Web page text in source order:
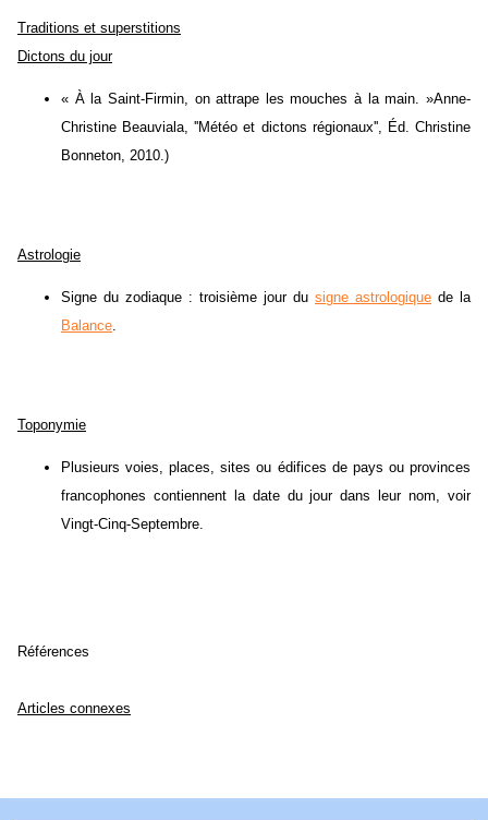
Traditions et superstitions
Dictons du jour
« À la Saint-Firmin, on attrape les mouches à la main. »Anne-
Christine Beauviala, ''Météo et dictons régionaux'', Éd. Christine
Bonneton, 2010.)
Astrologie
Signe du zodiaque : troisième jour du signe astrologique de la
Balance.
Toponymie
Plusieurs voies, places, sites ou édifices de pays ou provinces
francophones contiennent la date du jour dans leur nom, voir
Vingt-Cinq-Septembre.
Références
Articles connexes